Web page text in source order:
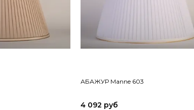
АБАЖУР Manne 603
4 092 руб